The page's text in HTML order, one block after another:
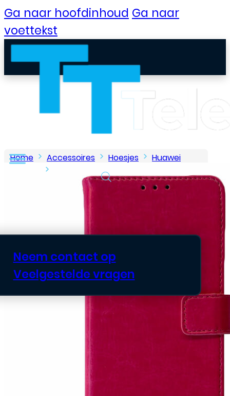
Ga naar hoofdinhoud Ga naar
voettekst
B2B Portaal
Klantenservice
Neem contact op
Veelgestelde vragen
Home Accessoires Hoesjes
Huawei
Huawei – Mate 10 – Book case – Roze